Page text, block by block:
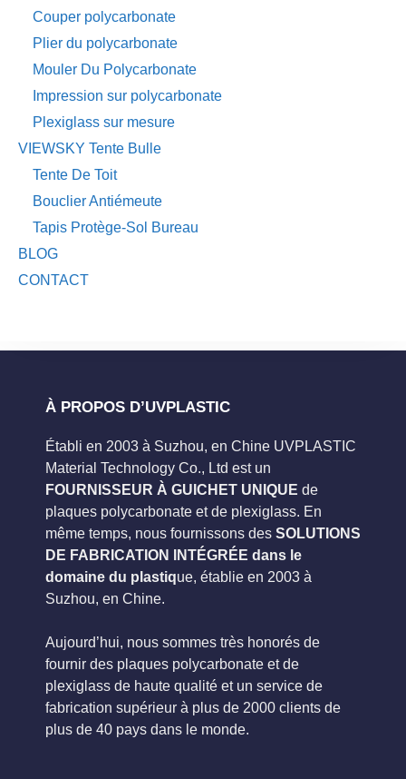
Couper polycarbonate
Plier du polycarbonate
Mouler Du Polycarbonate
Impression sur polycarbonate
Plexiglass sur mesure
VIEWSKY Tente Bulle
Tente De Toit
Bouclier Antiémeute
Tapis Protège-Sol Bureau
BLOG
CONTACT
À PROPOS D’UVPLASTIC
Établi en 2003 à Suzhou, en Chine UVPLASTIC
Material Technology Co., Ltd est un
FOURNISSEUR À GUICHET UNIQUE de
plaques polycarbonate et de plexiglass. En
même temps, nous fournissons des SOLUTIONS
DE FABRICATION INTÉGRÉE dans le
domaine du plastique, établie en 2003 à
Suzhou, en Chine.
Aujourd’hui, nous sommes très honorés de
fournir des plaques polycarbonate et de
plexiglass de haute qualité et un service de
fabrication supérieur à plus de 2000 clients de
plus de 40 pays dans le monde.